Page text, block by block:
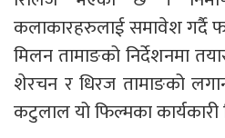
कलाकारहरुलाई समावेश गर्दै
मिलन तामाङको निर्देशनमा
शेरचन र धिरज तामाङको
कटुलाल यो फिल्मका कार्यकारी